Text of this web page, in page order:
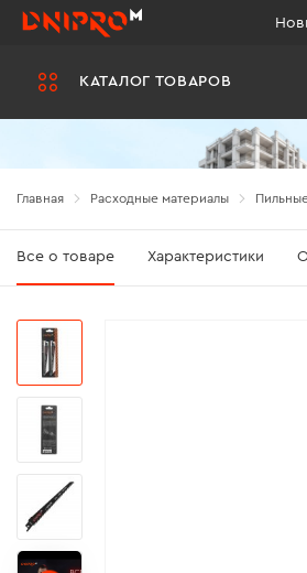
КАТАЛОГ ТОВАРОВ
Главная Расходные материалы
Все о товаре Характеристики